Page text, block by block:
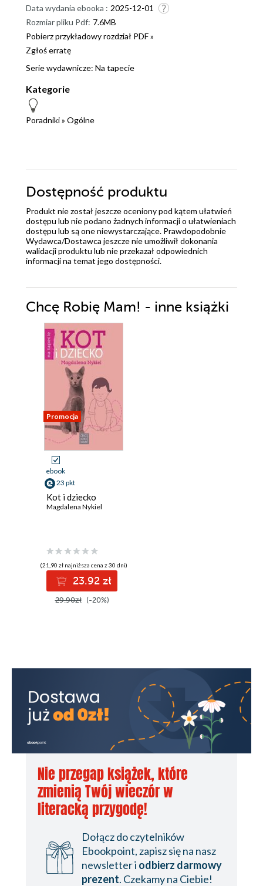
Data wydania ebooka : 2025-12-01
Rozmiar pliku Pdf: 7.6MB
Pobierz przykładowy rozdział PDF »
Zgłoś erratę
Serie wydawnicze: Na tapecie
Kategorie
Poradniki» Ogólne
Dostępność produktu
Produkt nie został jeszcze oceniony pod kątem ułatwień
dostępu lub nie podano żadnych informacji o ułatwieniach
dostępu lub są one niewystarczające. Prawdopodobnie
Wydawca/Dostawca jeszcze nie umożliwił dokonania
walidacji produktu lub nie przekazał odpowiednich
informacji na temat jego dostępności.
Chcę Robię Mam! - inne książki
Promocja
ebook
23 pkt
Kot i dziecko
Magdalena Nykiel
(21,90 zł najniższa cena z 30 dni)
23.92 zł
29.90zł (-20%)
Nie przegap książek, które
zmienią Twój wieczór w
literacką przygodę!
Dołącz do czytelników
Ebookpoint, zapisz się na nasz
newsletter i odbierz darmowy
prezent. Czekamy na Ciebie!